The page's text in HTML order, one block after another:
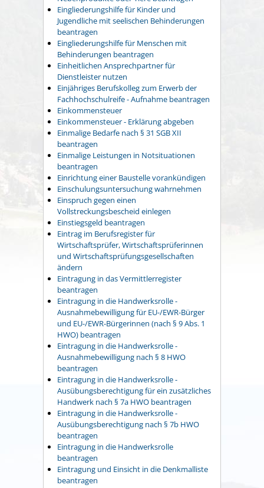
Eingliederungshilfe für Kinder und
Jugendliche mit seelischen Behinderungen
beantragen
Eingliederungshilfe für Menschen mit
Behinderungen beantragen
Einheitlichen Ansprechpartner für
Dienstleister nutzen
Einjähriges Berufskolleg zum Erwerb der
Fachhochschulreife - Aufnahme beantragen
Einkommensteuer
Einkommensteuer - Erklärung abgeben
Einmalige Bedarfe nach § 31 SGB XII
beantragen
Einmalige Leistungen in Notsituationen
beantragen
Einrichtung einer Baustelle vorankündigen
Einschulungsuntersuchung wahrnehmen
Einspruch gegen einen
Vollstreckungsbescheid einlegen
Einstiegsgeld beantragen
Eintrag im Berufsregister für
Wirtschaftsprüfer, Wirtschaftsprüferinnen
und Wirtschaftsprüfungsgesellschaften
ändern
Eintragung in das Vermittlerregister
beantragen
Eintragung in die Handwerksrolle -
Ausnahmebewilligung für EU-/EWR-Bürger
und EU-/EWR-Bürgerinnen (nach § 9 Abs. 1
HWO) beantragen
Eintragung in die Handwerksrolle -
Ausnahmebewilligung nach § 8 HWO
beantragen
Eintragung in die Handwerksrolle -
Ausübungsberechtigung für ein zusätzliches
Handwerk nach § 7a HWO beantragen
Eintragung in die Handwerksrolle -
Ausübungsberechtigung nach § 7b HWO
beantragen
Eintragung in die Handwerksrolle
beantragen
Eintragung und Einsicht in die Denkmalliste
beantragen